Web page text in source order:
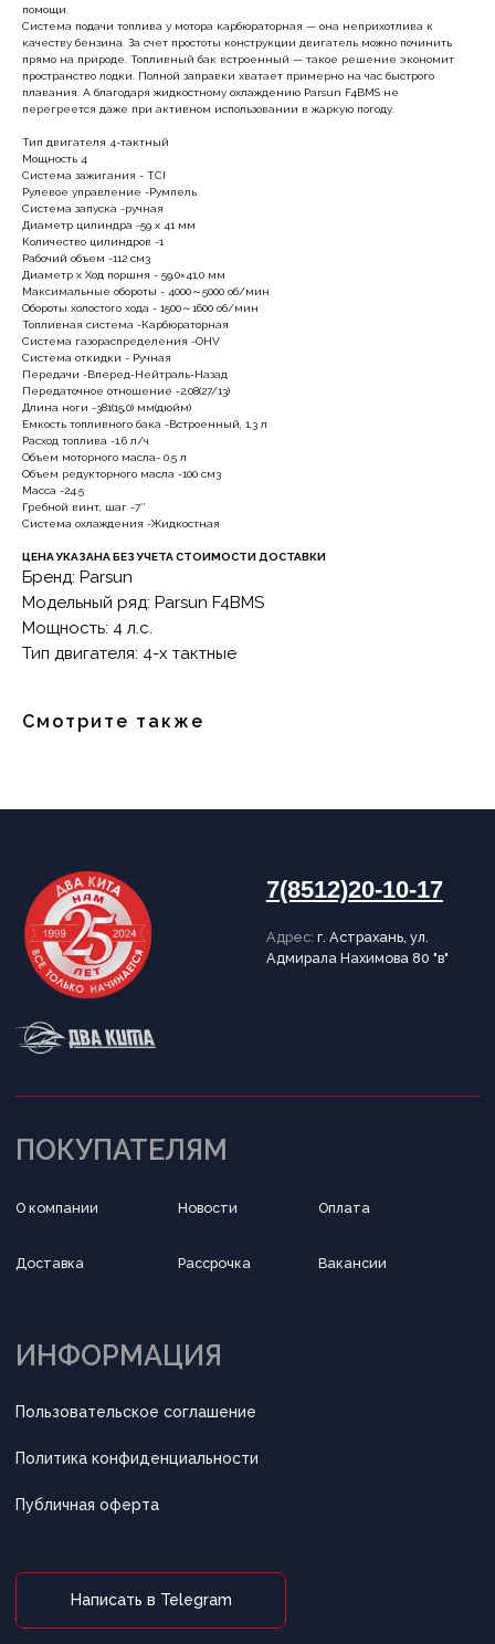
помощи.
Система подачи топлива у мотора карбюраторная — она неприхотлива к
качеству бензина. За счет простоты конструкции двигатель можно починить
прямо на природе. Топливный бак встроенный — такое решение экономит
пространство лодки. Полной заправки хватает примерно на час быстрого
плавания. А благодаря жидкостному охлаждению Parsun F4BMS не
перегреется даже при активном использовании в жаркую погоду.
Тип двигателя 4-тактный
Мощность 4
Система зажигания - TCI
Рулевое управление -Румпель
Система запуска -ручная
Диаметр цилиндра -59 x 41 мм
Количество цилиндров -1
Рабочий объем -112 см3
Диаметр х Ход поршня - 59,0×41,0 мм
Максимальные обороты - 4000～5000 об/мин
Обороты холостого хода - 1500～1600 об/мин
Топливная система -Карбюраторная
Система газораспределения -OHV
Система откидки - Ручная
Передачи -Вперед-Нейтраль-Назад
Передаточное отношение -2,08(27/13)
Длина ноги -381(15,0) мм(дюйм)
Емкость топливного бака -Встроенный, 1,3 л
Расход топлива -1.6 л/ч
Объем моторного масла- 0.5 л
Объем редукторного масла -100 см3
Масса -24.5
Гребной винт, шаг -7″
Система охлаждения -Жидкостная
ЦЕНА УКАЗАНА БЕЗ УЧЕТА СТОИМОСТИ ДОСТАВКИ
Бренд: Parsun
Модельный ряд: Parsun F4BMS
Мощность: 4 л.с.
Тип двигателя: 4-х тактные
Смотрите также
ПОКУПАТЕЛЯМ
О компании Новости
Рассрочка
Доставка
Принимаем к оплате
Написать в Telegram
Обратный звонок
ИНФОРМАЦИЯ
7(8512)20-10-17
Адрес:г. Астрахань, ул.
Разработка сайта